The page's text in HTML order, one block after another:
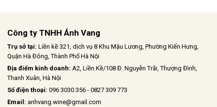
Công ty TNHH Ánh Vang
Trụ sở tại: Liền kề 321, dịch vụ 8 Khu Mậu Lương, Phường Kiến Hưng,
Quận Hà Đông, Thành Phố Hà Nội
Địa điểm kinh doanh: A2, Liền Kề/108 Đ. Nguyễn Trãi, Thượng Đình,
Thanh Xuân, Hà Nội
Số điện thoại: 096 3030 356 - 0827 309 773
Email: anhvang.wine@gmail.com